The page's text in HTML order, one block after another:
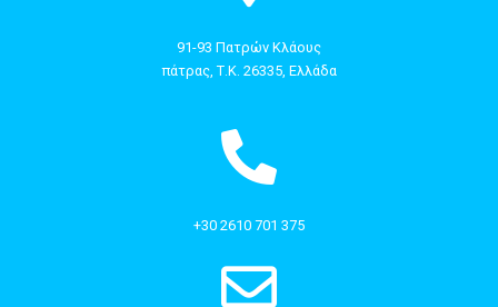
91-93 Πατρών Κλάους
πάτρας, Τ.Κ. 26335, Ελλάδα
+30 2610 701 375